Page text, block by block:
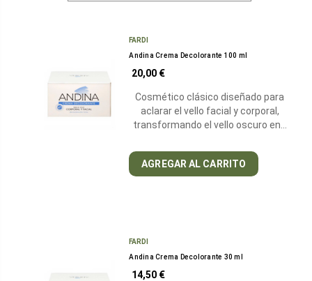
FARDI
Andina Crema Decolorante 100 ml
20,00 €
Cosmético clásico diseñado para
aclarar el vello facial y corporal,
transformando el vello oscuro en…
AGREGAR AL CARRITO
FARDI
Andina Crema Decolorante 30 ml
14,50 €